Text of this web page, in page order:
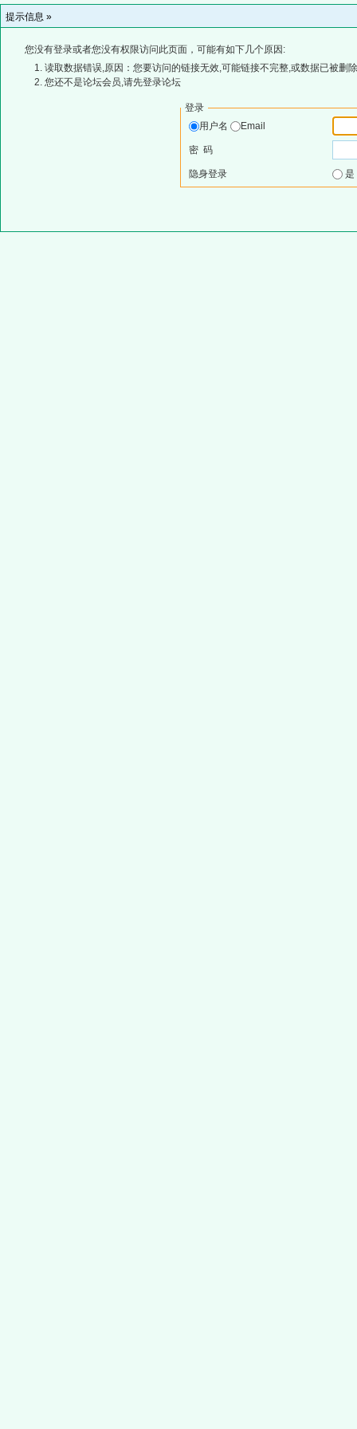
提示信息 »
您没有登录或者您没有权限访问此页面，可能有如下几个原因:
读取数据错误,原因：您要访问的链接无效,可能链接不完整,或数据已被删
您还不是论坛会员,请先登录论坛
登录
用户名
Email
密 码
隐身登录